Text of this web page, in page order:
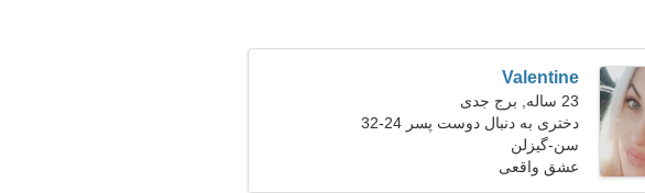
Valentine
23 ساله, برج جدی
دختری به دنبال دوست پسر 24-32
سن-گیزلن
عشق واقعی